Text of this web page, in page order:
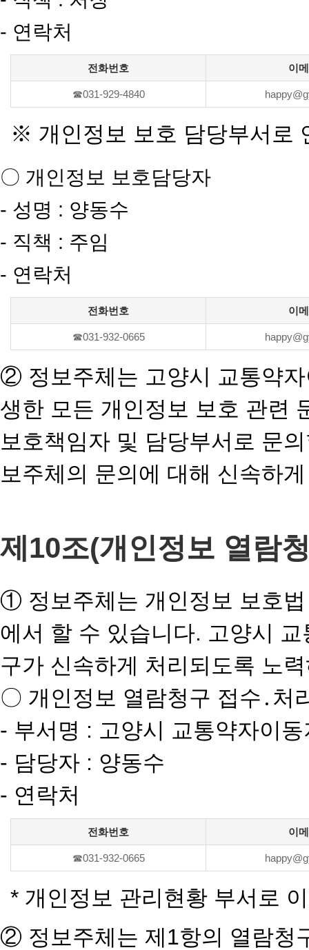
- 연락처
전화번호 이
☎031-929-4840
※ 개인정보 보호 담당부서로
〇 개인정보 보호담당자
- 성명 : 양동수
- 직책 : 주임
- 연락처
전화번호 이
☎031-932-0665
② 정보주체는 고양시 교통약
생한 모든 개인정보 보호 관련
보호책임자 및 담당부서로 문
보주체의 문의에 대해 신속하
제10조(개인정보 열람
① 정보주체는 개인정보 보호
에서 할 수 있습니다. 고양시
구가 신속하게 처리되도록 노
〇 개인정보 열람청구 접수․처
- 부서명 : 고양시 교통약자이
- 담당자 : 양동수
- 연락처
전화번호 이
☎031-932-0665
* 개인정보 관리현황 부서로
② 정보주체는 제1항의 열람청